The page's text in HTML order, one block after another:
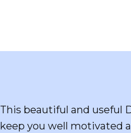
This beautiful and useful
keep you well motivated